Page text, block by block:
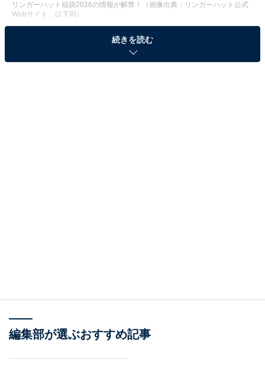
リンガーハット福袋2026の情報が解禁！（画像出典：リンガーハット公式
Webサイト、以下同）
毎年大人気の「リンガーハット福袋」の情報が解禁され
ました。今回は、発売日や購入方法、福袋の中身などを
続きを読む
編集部が選ぶおすすめ記事